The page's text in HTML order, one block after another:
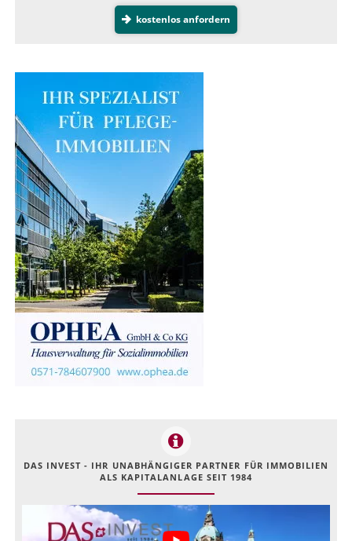
kostenlos anfordern
DAS INVEST - IHR UNABHÄNGIGER PARTNER FÜR IMMOBILIEN
ALS KAPITALANLAGE SEIT 1984